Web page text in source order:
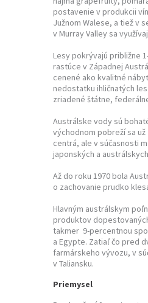
postavenie v produkcii
Južnom Walese, a tiež v
v Murray Valley sa
Lesy pokrývajú približne
rastúce v Západnej
cenené ako kvalitné
nedostatku ihličnatých
zriadené štátne,
Austrálske vody sú
východnom pobreží sa
centrá, ale v súčasnosti
japonských a
Až do roku 1970 bola
o zachovanie prudko
Hlavným austrálskym
produktov
takmer 9-percentnou
a Egypte. Zatiaľ čo pred
farmárskeho vývozu, v
v Taliansku.
Priemysel